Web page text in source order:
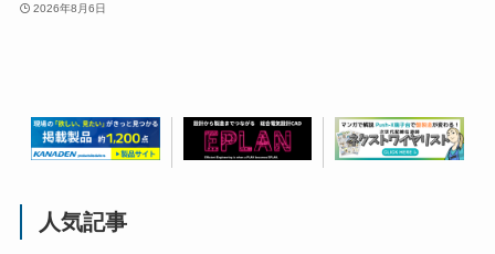
2026年8月6日
人気記事